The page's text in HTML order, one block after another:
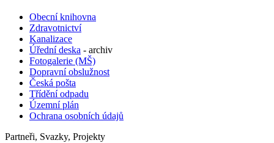
Obecní knihovna
Zdravotnictví
Kanalizace
Úřední deska - archiv
Fotogalerie (MŠ)
Dopravní obslužnost
Česká pošta
Třídění odpadu
Územní plán
Ochrana osobních údajů
Partneři, Svazky, Projekty